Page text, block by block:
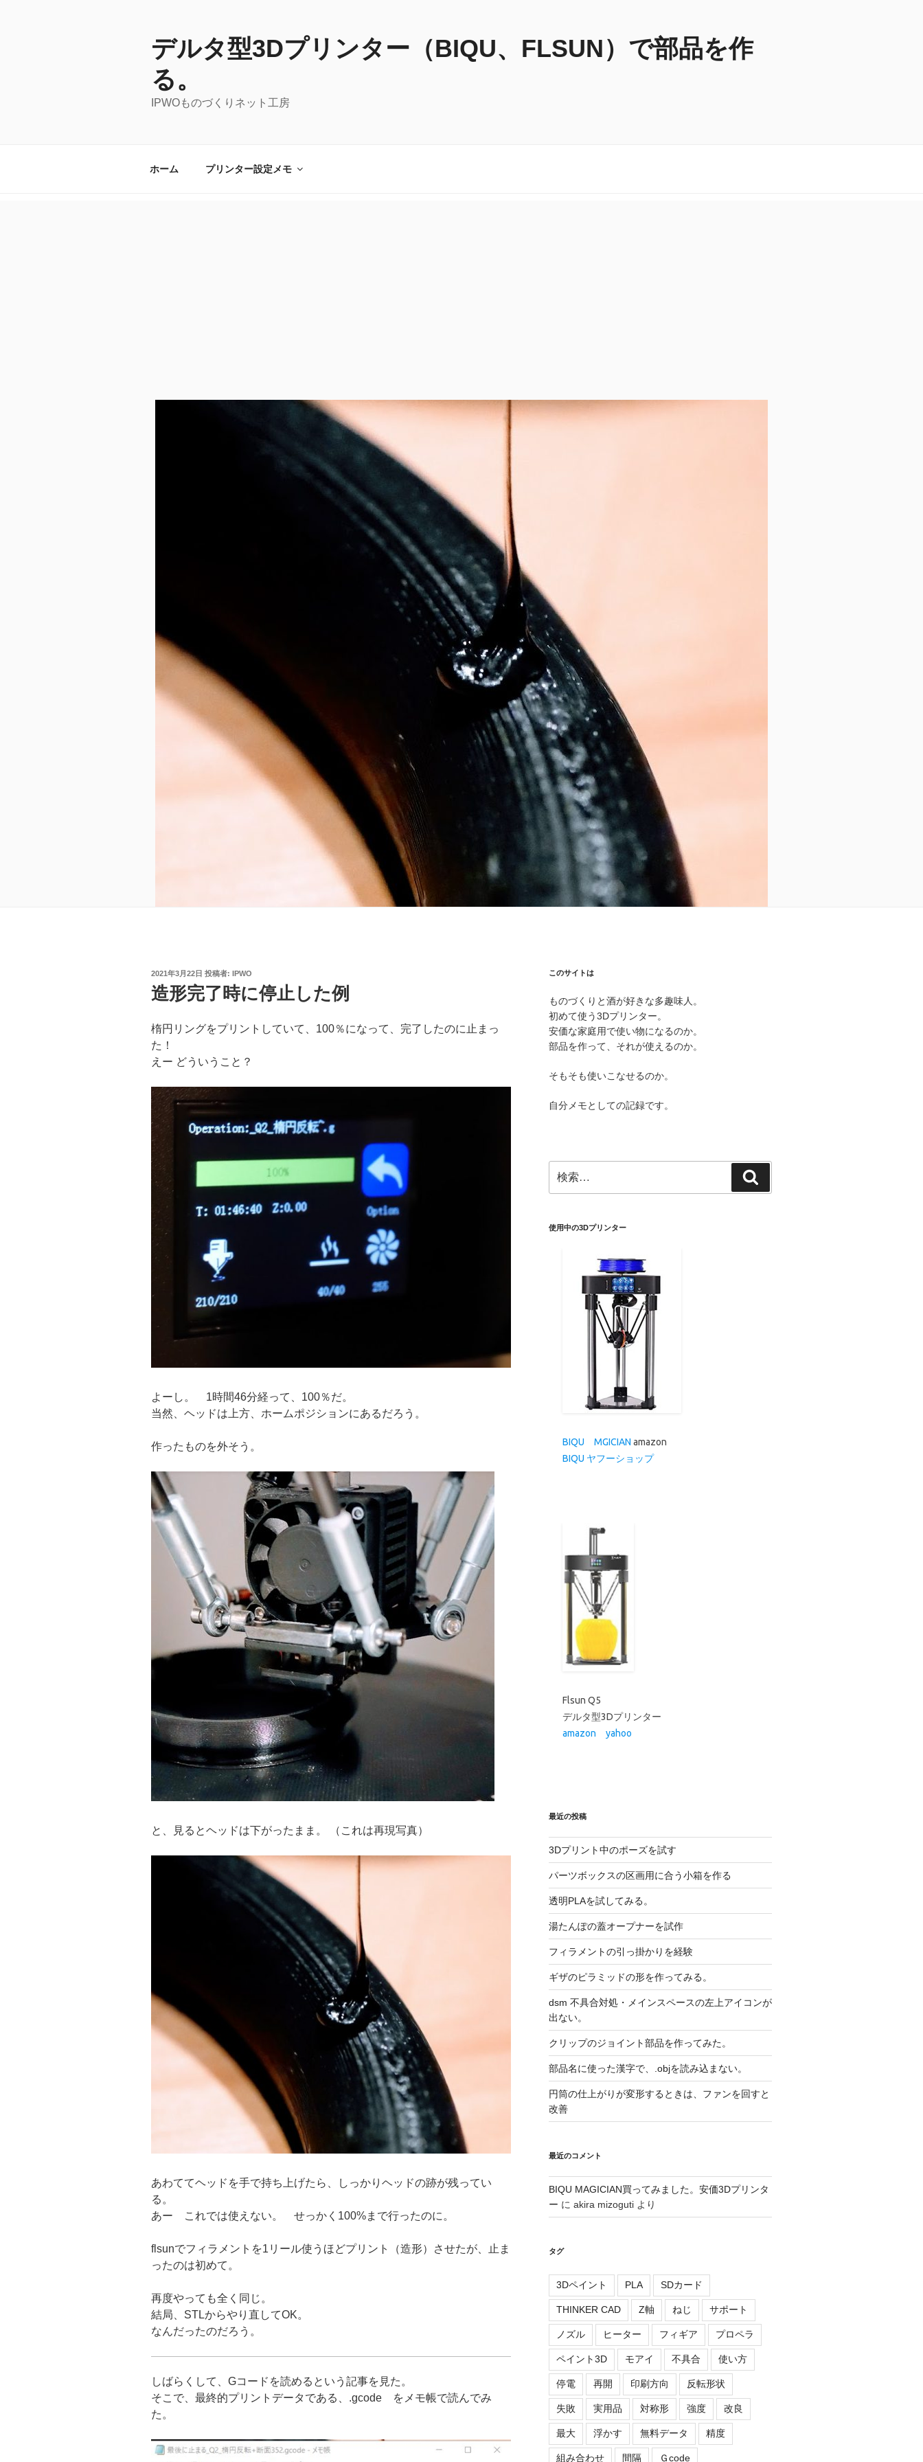
デルタ型3Dプリンター（BIQU、FLSUN）で部品を作
る。
IPWOものづくりネット工房
ホーム プリンター設定メモ
投
稿
日:
2021年3月22日 投稿者: IPWO
造形完了時に停止した例
楕円リングをプリントしていて、100％になって、完了したのに止まっ
た！
えー どういうこと？
よーし。 1時間46分経って、100％だ。
当然、ヘッドは上方、ホームポジションにあるだろう。
作ったものを外そう。
と、見るとヘッドは下がったまま。 （これは再現写真）
あわててヘッドを手で持ち上げたら、しっかりヘッドの跡が残ってい
る。
あー これでは使えない。 せっかく100%まで行ったのに。
flsunでフィラメントを1リール使うほどプリント（造形）させたが、止ま
ったのは初めて。
再度やっても全く同じ。
結局、STLからやり直してOK。
なんだったのだろう。
しばらくして、Gコードを読めるという記事を見た。
そこで、最終的プリントデータである、.gcode をメモ帳で読んでみ
た。
このサイトは
ものづくりと酒が好きな多趣味人。
初めて使う3Dプリンター。
安価な家庭用で使い物になるのか。
部品を作って、それが使えるのか。
そもそも使いこなせるのか。
自分メモとしての記録です。
索:
索
使用中の3Dプリンター
最近の投稿
3Dプリント中のポーズを試す
パーツボックスの区画用に合う小箱を作る
透明PLAを試してみる。
湯たんぽの蓋オープナーを試作
フィラメントの引っ掛かりを経験
ギザのピラミッドの形を作ってみる。
dsm 不具合対処・メインスペースの左上アイコンが
出ない。
クリップのジョイント部品を作ってみた。
部品名に使った漢字で、.objを読み込まない。
円筒の仕上がりが変形するときは、ファンを回すと
改善
最近のコメント
BIQU MAGICIAN買ってみました。安価3Dプリンタ
ー に akira mizogutiより
タグ
3Dペイント PLA SDカード
THINKER CAD Z軸 ねじ サポート
ノズル ヒーター フィギア プロペラ
ペイント3D モアイ 不具合 使い方
停電 再開 印刷方向 反転形状
失敗 実用品 対称形 強度 改良
最大 浮かす 無料データ 精度
組み合わせ 間隔 Ｇcode